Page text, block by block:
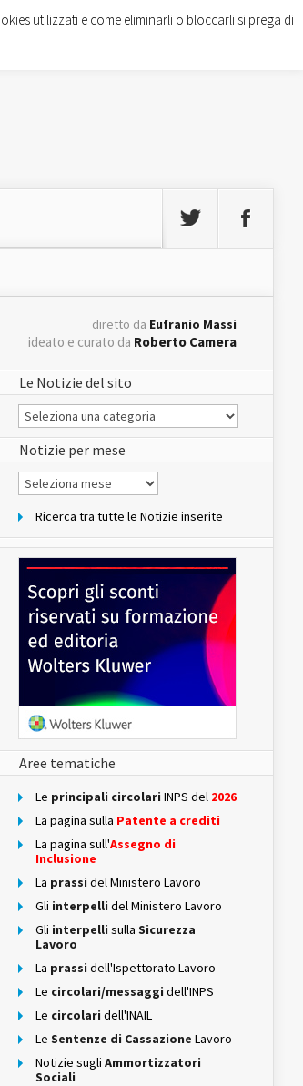
diretto da Eufranio Massi
ideato e curato da Roberto Camera
Le Notizie del sito
Le
Notizie
del
sito
Notizie per mese
Notizie
per
Ricerca tra tutte le Notizie inserite
Aree tematiche
Le principali circolari INPS del 2026
La pagina sulla Patente a crediti
La pagina sull'Assegno di
Inclusione
La prassi del Ministero Lavoro
Gli interpelli del Ministero Lavoro
Gli interpelli sulla Sicurezza
Lavoro
La prassi dell'Ispettorato Lavoro
Le circolari/messaggi dell'INPS
Le circolari dell'INAIL
Le Sentenze di Cassazione Lavoro
Notizie sugli Ammortizzatori
Sociali
utilizzati e come eliminarli o bloccarli si prega di